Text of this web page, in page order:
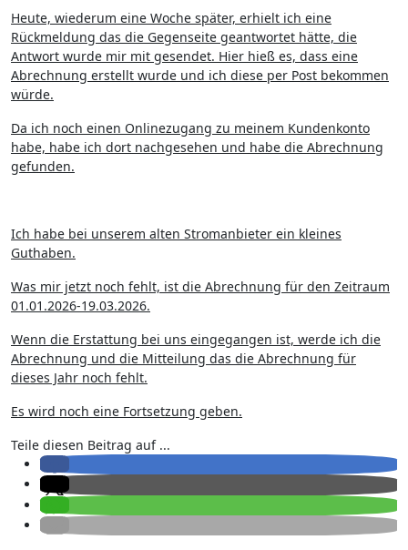
Heute, wiederum eine Woche später, erhielt ich eine
Rückmeldung das die Gegenseite geantwortet hätte, die
Antwort wurde mir mit gesendet. Hier hieß es, dass eine
Abrechnung erstellt wurde und ich diese per Post bekommen
würde.
Da ich noch einen Onlinezugang zu meinem Kundenkonto
habe, habe ich dort nachgesehen und habe die Abrechnung
gefunden.
Ich habe bei unserem alten Stromanbieter ein kleines
Guthaben.
Was mir jetzt noch fehlt, ist die Abrechnung für den Zeitraum
01.01.2026-19.03.2026.
Wenn die Erstattung bei uns eingegangen ist, werde ich die
Abrechnung und die Mitteilung das die Abrechnung für
dieses Jahr noch fehlt.
Es wird noch eine Fortsetzung geben.
Teile diesen Beitrag auf ...